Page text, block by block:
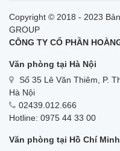
Copyright © 2018 - 2023
GROUP
CÔNG TY CỔ PHẦN
Văn phòng tại Hà Nội
Số 35 Lê Văn Thiêm, P.
Hà Nội
02439.012.666
Hotline: 0975 44 33 00
Văn phòng tại Hồ Chí Minh